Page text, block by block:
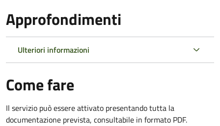
Approfondimenti
Ulteriori informazioni
Come fare
Il servizio può essere attivato presentando tutta la
documentazione prevista, consultabile in formato PDF.